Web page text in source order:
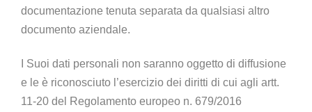
documentazione tenuta separata da qualsiasi altro
documento aziendale.
I Suoi dati personali non saranno oggetto di diffusione
e le è riconosciuto l’esercizio dei diritti di cui agli artt.
11-20 del Regolamento europeo n. 679/2016